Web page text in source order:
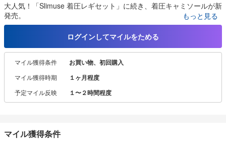
大人気！「Slimuse 着圧レギセット」に続き、着圧キャミソールが新
発売。
S字くびれと美バストメイクが1枚でできて、見た目も可愛い着圧キ
独自の360°パワーネットを内蔵し、理想のくびれに近づけます。
アンダーラインがバストを支え、ノンワイヤーでもしっかり上向き
美バストへ導きます。
どんなコーデにも合わせやすいシンプルで可愛いデザインなので、
普段使いにもオススメです。
もっと見る
ログインしてマイルをためる
マイル獲得条件 お買い物、初回購入
マイル獲得時期 １ヶ月程度
予定マイル反映 １〜２時間程度
マイル獲得条件